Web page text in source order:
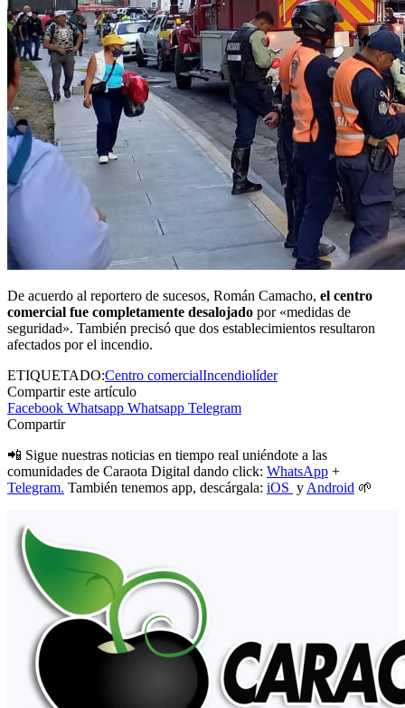
De acuerdo al reportero de sucesos, Román Camacho, el centro
comercial fue completamente desalojado por «medidas de
seguridad». También precisó que dos establecimientos resultaron
afectados por el incendio.
ETIQUETADO:Centro comercialIncendiolíder
Compartir este artículo
Facebook Whatsapp Whatsapp Telegram
Compartir
📲 Sigue nuestras noticias en tiempo real uniéndote a las
comunidades de Caraota Digital dando click: WhatsApp +
Telegram. También tenemos app, descárgala: iOS y Android 🌱